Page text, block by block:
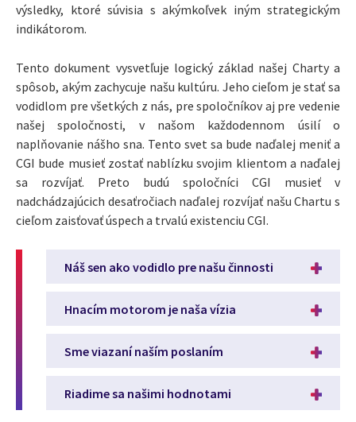
výsledky, ktoré súvisia s akýmkoľvek iným strategickým
indikátorom.
Tento dokument vysvetľuje logický základ našej Charty a
spôsob, akým zachycuje našu kultúru. Jeho cieľom je stať sa
vodidlom pre všetkých z nás, pre spoločníkov aj pre vedenie
našej spoločnosti, v našom každodennom úsilí o
naplňovanie nášho sna. Tento svet sa bude naďalej meniť a
CGI bude musieť zostať nablízku svojim klientom a naďalej
sa rozvíjať. Preto budú spoločníci CGI musieť v
nadchádzajúcich desaťročiach naďalej rozvíjať našu Chartu s
cieľom zaisťovať úspech a trvalú existenciu CGI.
Náš sen ako vodidlo pre našu činnosti
Hnacím motorom je naša vízia
Sme viazaní naším poslaním
Riadime sa našimi hodnotami